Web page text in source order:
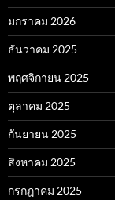
มกราคม 2026
ธันวาคม 2025
พฤศจิกายน 2025
ตุลาคม 2025
กันยายน 2025
สิงหาคม 2025
กรกฎาคม 2025